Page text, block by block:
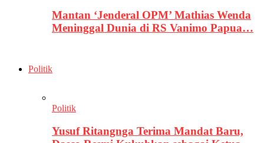
Mantan ‘Jenderal OPM’ Mathias Wenda
Meninggal Dunia di RS Vanimo Papua…
Politik
Politik
Yusuf Ritangnga Terima Mandat Baru,